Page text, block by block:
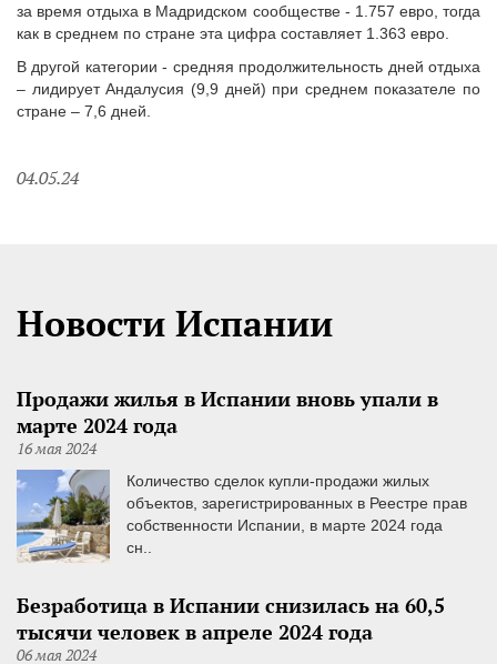
за время отдыха в Мадридском сообществе - 1.757 евро, тогда
как в среднем по стране эта цифра составляет 1.363 евро.
В другой категории - средняя продолжительность дней отдыха
– лидирует Андалусия (9,9 дней) при среднем показателе по
стране – 7,6 дней.
04.05.24
Новости Испании
Продажи жилья в Испании вновь упали в
марте 2024 года
16 мая 2024
Количество сделок купли-продажи жилых
объектов, зарегистрированных в Реестре прав
собственности Испании, в марте 2024 года
сн..
Безработица в Испании снизилась на 60,5
тысячи человек в апреле 2024 года
06 мая 2024